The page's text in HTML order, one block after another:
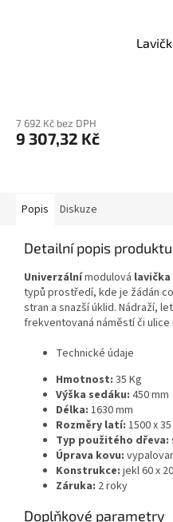
7 692 Kč bez DPH
9 307,32 Kč
Popis Diskuze
Detailní popis produktu
Univerzálnímodulová lavička
typů prostředí, kde je žádán
stran a snazší úklid. Nádraží,
frekventovaná náměstí či
Technické údaje
Hmotnost: 35 Kg
Výška sedáku: 450 mm
Délka: 1630 mm
Rozměry latí: 1500 x
Typ použitého dřeva:
Úprava kovu:
Konstrukce: jekl 60 x
Záruka: 2 roky
Doplňkové parametry